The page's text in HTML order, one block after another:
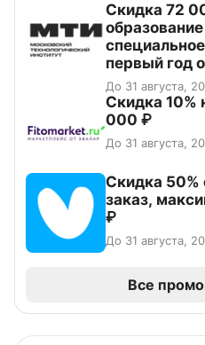
Скидка 72
первый год
До 31 августа,
Скидка 10%
000 ₽
До 31 августа,
Скидка 50%
заказ,
₽
До 31 августа,
Все